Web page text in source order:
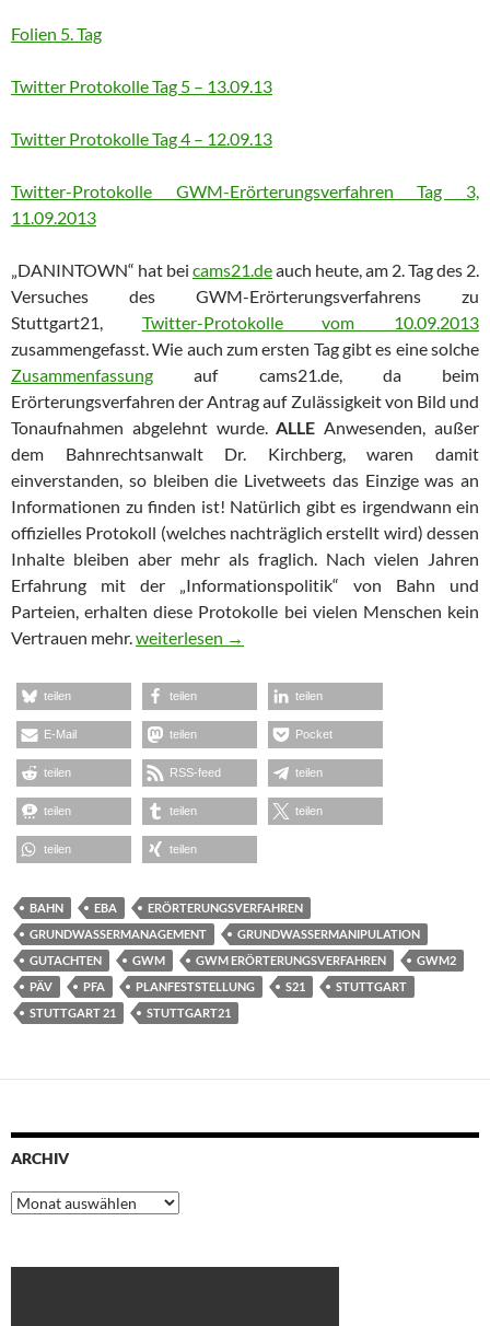
Folien 5. Tag
Twitter Protokolle Tag 5 – 13.09.13
Twitter Protokolle Tag 4 – 12.09.13
Twitter-Protokolle GWM-Erörterungsverfahren Tag 3,
11.09.2013
„DANINTOWN“ hat bei cams21.deauch heute, am 2. Tag des 2.
Versuches des GWM-Erörterungsverfahrens zu
Stuttgart21, Twitter-Protokolle vom 10.09.2013
zusammengefasst. Wie auch zum ersten Tag gibt es eine solche
Zusammenfassung auf cams21.de, da beim
Erörterungsverfahren der Antrag auf Zulässigkeit von Bild und
Tonaufnahmen abgelehnt wurde.ALLE Anwesenden, außer
dem Bahnrechtsanwalt Dr. Kirchberg, waren damit
einverstanden, so bleiben die Livetweets das Einzige was an
Informationen zu finden ist! Natürlich gibt es irgendwann ein
offizielles Protokoll (welches nachträglich erstellt wird) dessen
Inhalte bleiben aber mehr als fraglich. Nach vielen Jahren
Erfahrung mit der „Informationspolitik“ von Bahn und
Parteien, erhalten diese Protokolle bei vielen Menschen kein
Vertrauen mehr.Twitter-Protokolle zum GWM-
weiterlesen →
teilen teilen teilen
E-Mail teilen Pocket
teilen RSS-feed teilen
teilen teilen teilen
teilen teilen
BAHN EBA
ERÖRTERUNGSVERFAHREN
GRUNDWASSERMANAGEMENT
GRUNDWASSERMANIPULATION
GUTACHTEN
GWM GWM ERÖRTERUNGSVERFAHREN
GWM2
PÄV
PFA PLANFESTSTELLUNG S21
STUTTGART
STUTTGART 21
STUTTGART21
ARCHIV
Archiv